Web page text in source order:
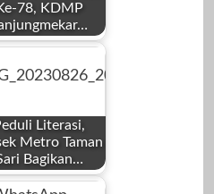
78, KDMP
Literasi,
Metro Taman
Bagikan…